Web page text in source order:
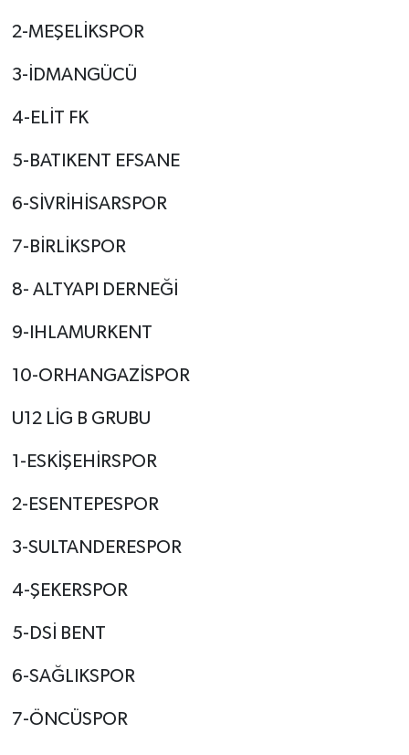
2-MEŞELİKSPOR
3-İDMANGÜCÜ
4-ELİT FK
5-BATIKENT EFSANE
6-SİVRİHİSARSPOR
7-BİRLİKSPOR
8- ALTYAPI DERNEĞİ
9-IHLAMURKENT
10-ORHANGAZİSPOR
U12 LİG B GRUBU
1-ESKİŞEHİRSPOR
2-ESENTEPESPOR
3-SULTANDERESPOR
4-ŞEKERSPOR
5-DSİ BENT
6-SAĞLIKSPOR
7-ÖNCÜSPOR